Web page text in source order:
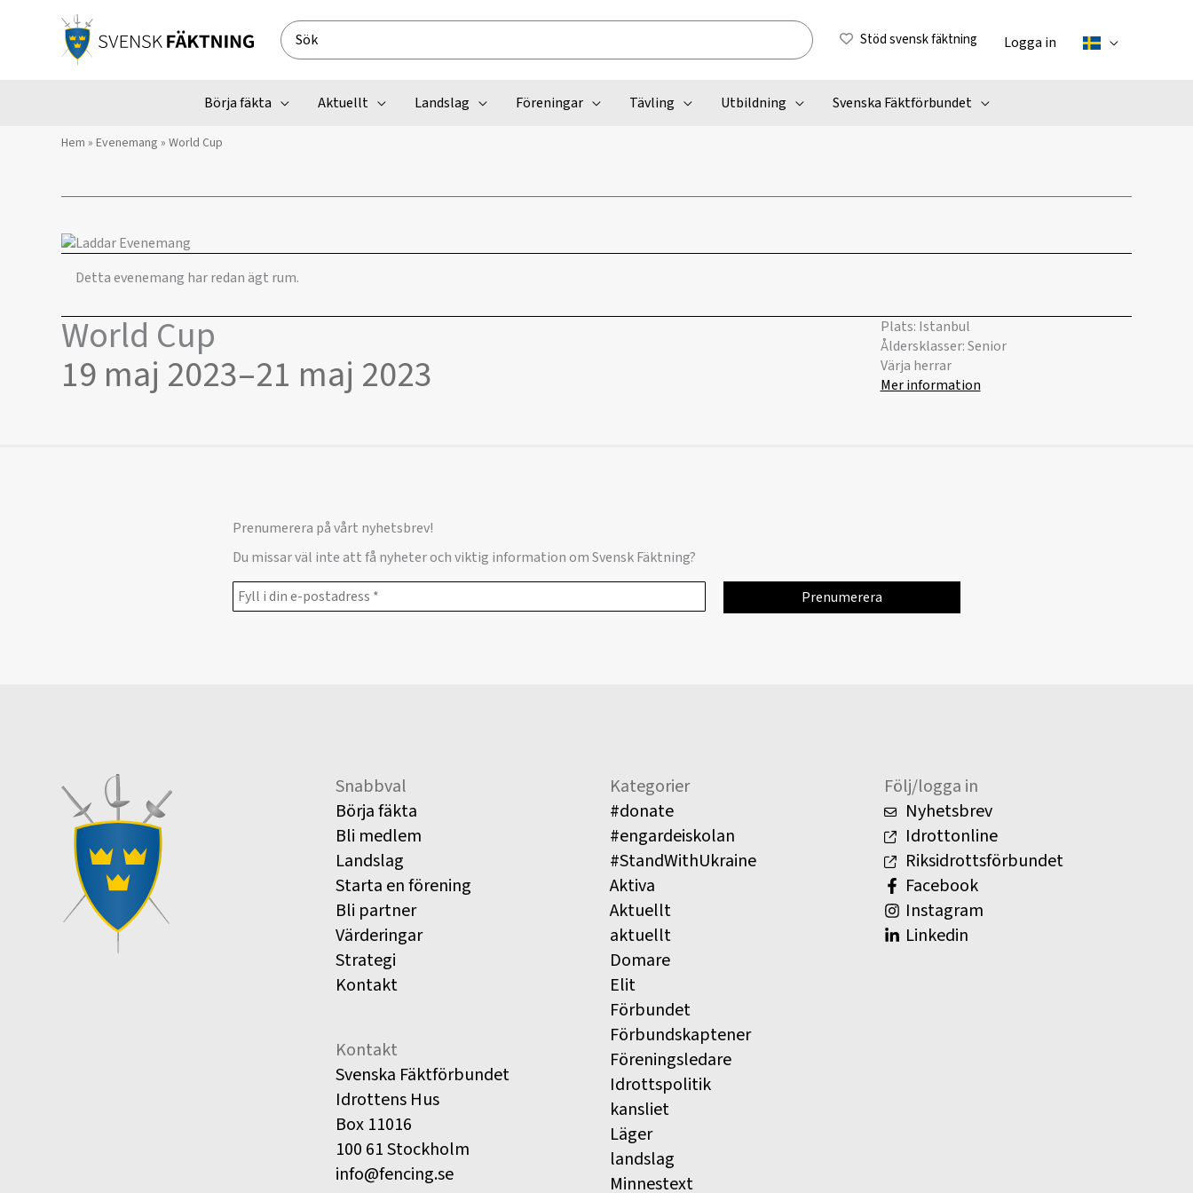
Search
for:
Stöd svensk fäktning Logga in
Börja fäkta Aktuellt Landslag Föreningar Tävling Utbildning Svenska Fäktförbundet
Hem » Evenemang » World Cup
Detta evenemang har redan ägt rum.
World Cup
19 maj 2023–21 maj 2023
Plats: Istanbul
Åldersklasser: Senior
Värja herrar
Mer information
Prenumerera på vårt nyhetsbrev!
Du missar väl inte att få nyheter och viktig information om Svensk Fäktning?
Snabbval
Börja fäkta
Bli medlem
Landslag
Starta en förening
Bli partner
Värderingar
Strategi
Kontakt
Kontakt
Svenska Fäktförbundet
Idrottens Hus
Box 11016
100 61 Stockholm
info@fencing.se
Kategorier
#donate
#engardeiskolan
#StandWithUkraine
Aktiva
Aktuellt
aktuellt
Domare
Elit
Förbundet
Förbundskaptener
Föreningsledare
Idrottspolitik
kansliet
Läger
landslag
Minnestext
Följ/logga in
Nyhetsbrev
Idrottonline
Riksidrottsförbundet
Facebook
Instagram
Linkedin